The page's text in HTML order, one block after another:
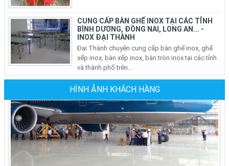
BÌNH DƯƠNG, ĐỒNG NAI, LONG AN... -
INOX ĐẠI THÀNH
Đại Thành chuyên cung cấp bàn ghế inox, ghế
xếp inox, bàn xếp inox, bàn tròn inox tại các tỉnh
và thành phố trên...
BÁN BÀN GHẾ INOX, BÀN TRÒN INOX, BÀN
XẾP INOX, GHẾ XẾP VĂN PHÒNG TẠI CÁC
QUẬN Ở TP HCM
304 cho phòng ăn gia đình, ghế xếp văn phòng
tại các quận ở tphcm ngày...
Ghế Sắt Nhà Hàng Tiệc Cưới Tại TPHCM
Giá Mới Nhất Tại Xưởng Sản Xuất
Đại Ty Đại Thành chuyên sản xuất, cung cấp các
loại ghế sắt nhà hàng các loại: ghế sắt nhà hàng
HÌNH ẢNH KHÁCH HÀNG